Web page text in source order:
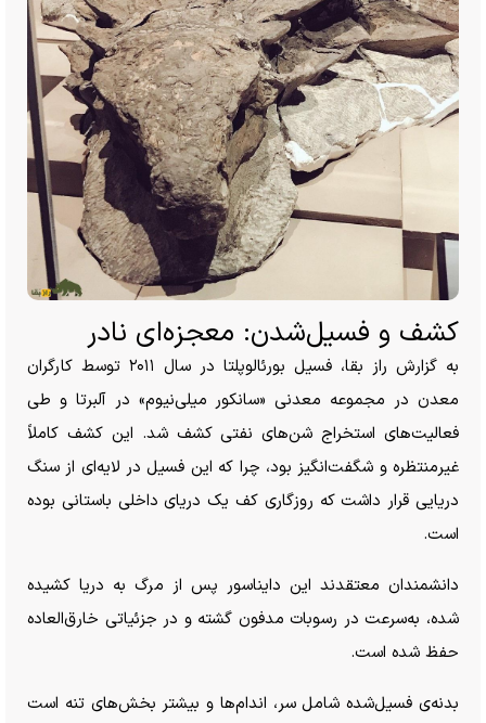
کشف و فسیل‌شدن: معجزه‌ای نادر
به گزارش راز بقا، فسیل بورئالوپلتا در سال ۲۰۱۱ توسط کارگران
معدن در مجموعه معدنی «سانکور میلی‌نیوم» در آلبرتا و طی
فعالیت‌های استخراج شن‌های نفتی کشف شد. این کشف کاملاً
غیرمنتظره و شگفت‌انگیز بود، چرا که این فسیل در لایه‌ای از سنگ
دریایی قرار داشت که روزگاری کف یک دریای داخلی باستانی بوده
است.
دانشمندان معتقدند این دایناسور پس از مرگ به دریا کشیده
شده، به‌سرعت در رسوبات مدفون گشته و در جزئیاتی خارق‌العاده
حفظ شده است.
بدنه‌ی فسیل‌شده شامل سر، اندام‌ها و بیشتر بخش‌های تنه است